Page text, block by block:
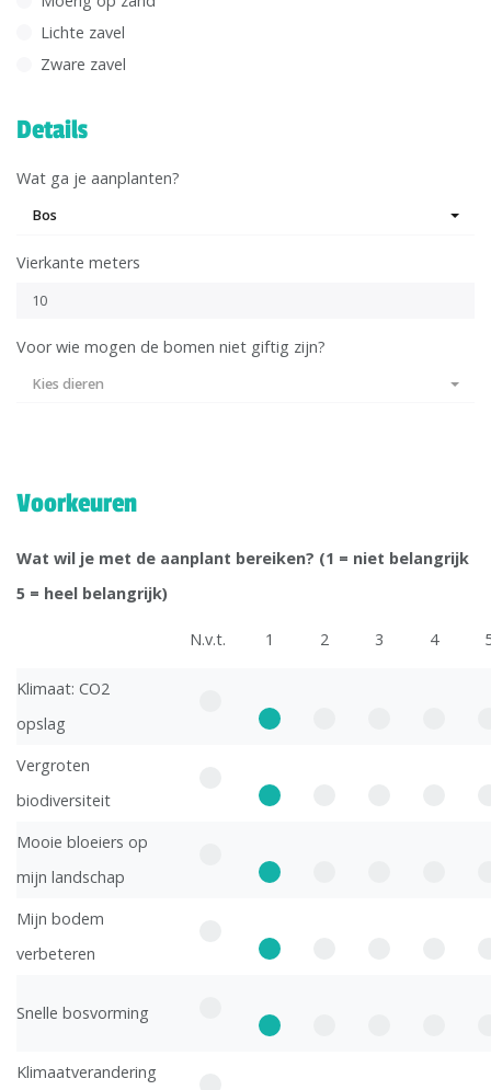
Lichte zavel
Zware zavel
Details
Wat ga je aanplanten?
Bos
Vierkante meters
Voor wie mogen de bomen niet giftig zijn?
Kies dieren
Voorkeuren
Wat wil je met de aanplant bereiken? (1 = niet belangrijk
5 = heel belangrijk)
N.v.t. 1 2 3 4
Klimaat: CO2
opslag
Vergroten
biodiversiteit
Mooie bloeiers op
mijn landschap
Mijn bodem
verbeteren
Snelle bosvorming
Klimaatverandering